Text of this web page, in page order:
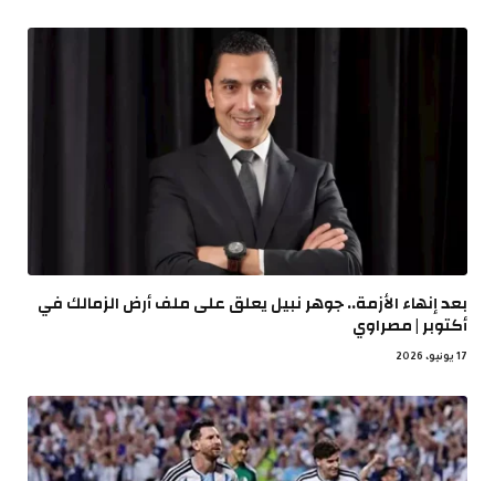
بعد إنهاء الأزمة.. جوهر نبيل يعلق على ملف أرض الزمالك في
أكتوبر | مصراوي
17 يونيو، 2026